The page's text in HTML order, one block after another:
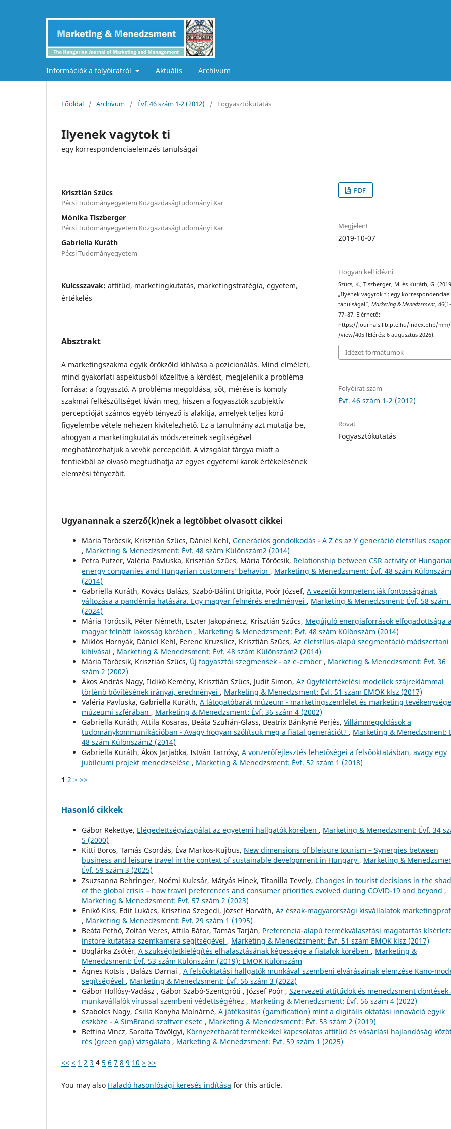
Információk a folyóiratról Aktuális Archívum
Főoldal / Archívum / Évf. 46 szám 1-2 (2012) / Fogyasztókutatás
Ilyenek vagytok ti
egy korrespondenciaelemzés tanulságai
Krisztián Szűcs
Pécsi Tudományegyetem Közgazdaságtudományi Kar
Mónika Tiszberger
Pécsi Tudományegyetem Közgazdaságtudományi Kar
Gabriella Kuráth
Pécsi Tudományegyetem
Kulcsszavak: attitűd, marketingkutatás, marketingstratégia, egyetem,
értékelés
Absztrakt
A marketingszakma egyik örökzöld kihívása a pozicionálás. Mind elméleti,
mind gyakorlati aspektusból közelítve a kérdést, megjelenik a probléma
forrása: a fogyasztó. A probléma megoldása, sőt, mérése is komoly
szakmai felkészültséget kíván meg, hiszen a fogyasztók szubjektív
percepcióját számos egyéb tényező is alakítja, amelyek teljes körű
figyelembe vétele nehezen kivitelezhető. Ez a tanulmány azt mutatja be,
ahogyan a marketingkutatás módszereinek segítségével
meghatározhatjuk a vevők percepcióit. A vizsgálat tárgya miatt a
fentiekből az olvasó megtudhatja az egyes egyetemi karok értékelésének
elemzési tényezőit.
PDF
Megjelent
2019-10-07
Hogyan kell idézni
Szűcs, K., Tiszberger, M. és Kuráth, G.
„Ilyenek vagytok ti: egy
tanulságai”,Marketing & Menedzsment,
77–87. Elérhető:
https://journals.lib.pte.hu/index.php/
/view/405 (Elérés: 6 augusztus 2026).
Idézet formátumok
Folyóirat szám
Évf. 46 szám 1-2 (2012)
Rovat
Fogyasztókutatás
Ugyanannak a szerző(k)nek a legtöbbet olvasott cikkei
Mária Törőcsik, Krisztián Szűcs, Dániel Kehl, Generációs gondolkodás - A Z és az Y generáció életstílus
, Marketing & Menedzsment: Évf. 48 szám Különszám2 (2014)
Petra Putzer, Valéria Pavluska, Krisztián Szűcs, Mária Törőcsik, Relationship between CSR activity of
energy companies and Hungarian customers’ behavior , Marketing & Menedzsment: Évf. 48 szám Különszám
(2014)
Gabriella Kuráth, Kovács Balázs, Szabó-Bálint Brigitta, Poór József, A vezetői kompetenciák fontosságának
változása a pandémia hatására. Egy magyar felmérés eredményei , Marketing & Menedzsment: Évf. 58 szám
(2024)
Mária Törőcsik, Péter Németh, Eszter Jakopánecz, Krisztián Szűcs, Megújuló energiaforrások elfogadottsága a
magyar felnőtt lakosság körében , Marketing & Menedzsment: Évf. 48 szám Különszám (2014)
Miklós Hornyák, Dániel Kehl, Ferenc Kruzslicz, Krisztián Szűcs, Az életstílus-alapú szegmentáció módszertani
kihívásai , Marketing & Menedzsment: Évf. 48 szám Különszám2 (2014)
Mária Törőcsik, Krisztián Szűcs, Új fogyasztói szegmensek - az e-ember , Marketing & Menedzsment: Évf. 36
szám 2 (2002)
Ákos András Nagy, Ildikó Kemény, Krisztián Szűcs, Judit Simon, Az ügyfélértékelési modellek szájreklámmal
történő bővítésének irányai, eredményei , Marketing & Menedzsment: Évf. 51 szám EMOK klsz (2017)
Valéria Pavluska, Gabriella Kuráth, A látogatóbarát múzeum - marketingszemlélet és marketing
múzeumi szférában , Marketing & Menedzsment: Évf. 36 szám 4 (2002)
Gabriella Kuráth, Attila Kosaras, Beáta Szuhán-Glass, Beatrix Bánkyné Perjés, Villámmegoldások a
tudománykommunikációban - Avagy hogyan szólítsuk meg a fiatal generációt? , Marketing & Menedzsment:
48 szám Különszám2 (2014)
Gabriella Kuráth, Ákos Jarjabka, István Tarrósy, A vonzerőfejlesztés lehetőségei a felsőoktatásban, avagy egy
jubileumi projekt menedzselése , Marketing & Menedzsment: Évf. 52 szám 1 (2018)
1 2 > >>
Hasonló cikkek
Gábor Rekettye, Elégedettségvizsgálat az egyetemi hallgatók körében , Marketing & Menedzsment: Évf. 34
5 (2000)
Kitti Boros, Tamás Csordás, Éva Markos-Kujbus, New dimensions of bleisure tourism – Synergies between
business and leisure travel in the context of sustainable development in Hungary , Marketing &
Évf. 59 szám 3 (2025)
Zsuzsanna Behringer, Noémi Kulcsár, Mátyás Hinek, Titanilla Tevely, Changes in tourist decisions in the
of the global crisis – how travel preferences and consumer priorities evolved during COVID-19 and beyond ,
Marketing & Menedzsment: Évf. 57 szám 2 (2023)
Enikő Kiss, Edit Lukács, Krisztina Szegedi, József Horváth, Az észak-magyarországi kisvállalatok
, Marketing & Menedzsment: Évf. 29 szám 1 (1995)
Beáta Pethő, Zoltán Veres, Attila Bátor, Tamás Tarján, Preferencia-alapú termékválasztási magatartás
instore kutatása szemkamera segítségével , Marketing & Menedzsment: Évf. 51 szám EMOK klsz (2017)
Boglárka Zsótér, A szükségletkielégítés elhalasztásának képessége a fiatalok körében , Marketing &
Menedzsment: Évf. 53 szám Különszám (2019): EMOK Különszám
Ágnes Kotsis , Balázs Darnai , A felsőoktatási hallgatók munkával szembeni elvárásainak elemzése Kano-
segítségével , Marketing & Menedzsment: Évf. 56 szám 3 (2022)
Gábor Hollósy-Vadász , Gábor Szabó-Szentgróti , József Poór , Szervezeti attitűdök és menedzsment döntések
munkavállalók vírussal szembeni védettségéhez , Marketing & Menedzsment: Évf. 56 szám 4 (2022)
Szabolcs Nagy, Csilla Konyha Molnárné, A játékosítás (gamification) mint a digitális oktatási innováció egyik
eszköze - A SimBrand szoftver esete , Marketing & Menedzsment: Évf. 53 szám 2 (2019)
Bettina Vincz, Sarolta Tóvölgyi, Környezetbarát termékekkel kapcsolatos attitűd és vásárlási hajlandóság
rés (green gap) vizsgálata , Marketing & Menedzsment: Évf. 59 szám 1 (2025)
<< < 1 2 3 4 5 6 7 8 9 10 > >>
You may also Haladó hasonlósági keresés indítása for this article.